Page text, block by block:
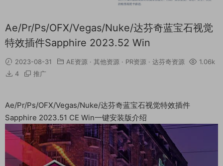
Ae/Pr/Ps/OFX/Vegas/Nuke/达芬奇蓝宝石视觉
特效插件Sapphire 2023.52 Win
2023-08-31 AE资源 · 其他资源 · PR资源 · 达芬奇资源
1.06k
4
推广
Ae/Pr/Ps/OFX/Vegas/Nuke/达芬奇蓝宝石视觉特效插件
Sapphire 2023.51 CE Win一键安装版介绍